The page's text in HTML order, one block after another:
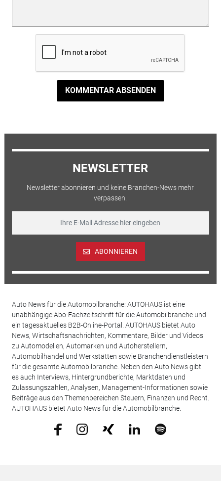
KOMMENTAR ABSENDEN
NEWSLETTER
Newsletter abonnieren und keine Branchen-News mehr
verpassen.
ABONNIEREN
Auto News für die Automobilbranche: AUTOHAUS ist eine
unabhängige Abo-Fachzeitschrift für die Automobilbranche und
ein tagesaktuelles B2B-Online-Portal. AUTOHAUS bietet Auto
News, Wirtschaftsnachrichten, Kommentare, Bilder und Videos
zu Automodellen, Automarken und Autoherstellern,
Automobilhandel und Werkstätten sowie Branchendienstleistern
für die gesamte Automobilbranche. Neben den Auto News gibt
es auch Interviews, Hintergrundberichte, Marktdaten und
Zulassungszahlen, Analysen, Management-Informationen sowie
Beiträge aus den Themenbereichen Steuern, Finanzen und Recht.
AUTOHAUS bietet Auto News für die Automobilbranche.